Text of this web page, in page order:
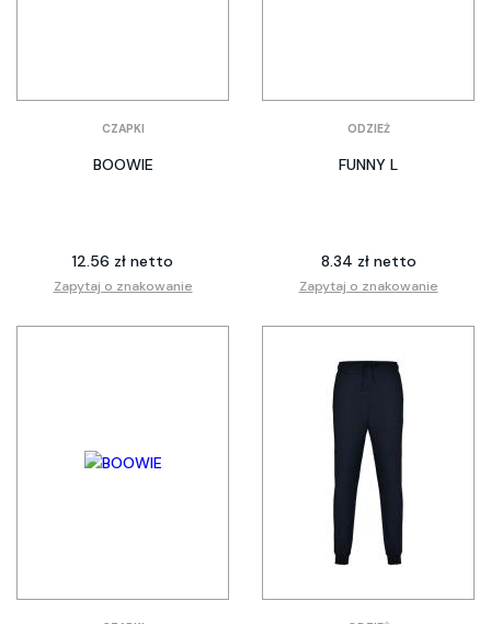
CZAPKI
BOOWIE
12.56 zł netto
Zapytaj o znakowanie
ODZIEŻ
FUNNY L
8.34 zł netto
Zapytaj o znakowanie